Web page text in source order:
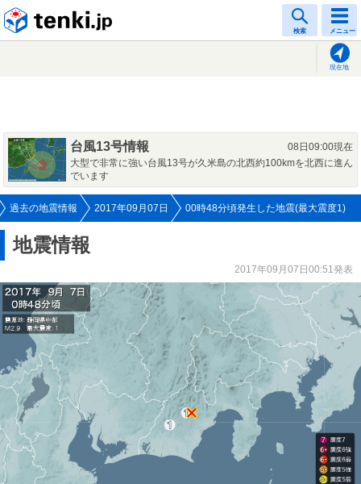
検索 メニュー
現在地
台風13号情報
08日09:00現在
大型で非常に強い台風13号が久米島の北西約100kmを北西に進ん
でいます
過去の地震情報 2017年09月07日 00時48分頃発生した地震(最大震度1)
地震情報
2017年09月07日00:51発表